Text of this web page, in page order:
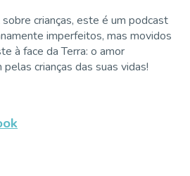
crianças, este é um podcast
imperfeitos, mas movidos
à face da Terra: o amor
crianças das suas vidas!